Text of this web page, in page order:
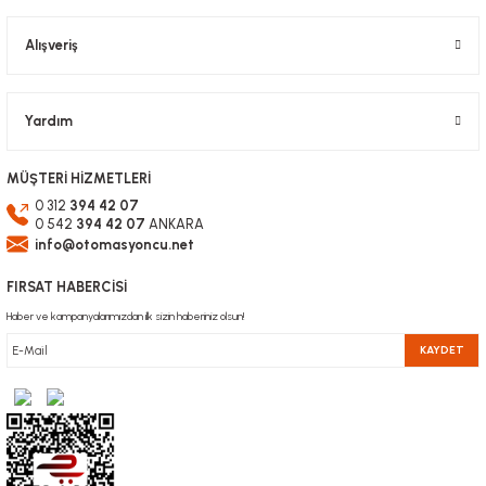
Alışveriş
Yardım
MÜŞTERİ HİZMETLERİ
0 312 394 42 07
0 542 394 42 07 ANKARA
info@otomasyoncu.net
FIRSAT HABERCİSİ
Haber ve kampanyalarımızdan ilk sizin haberiniz olsun!
KAYDET